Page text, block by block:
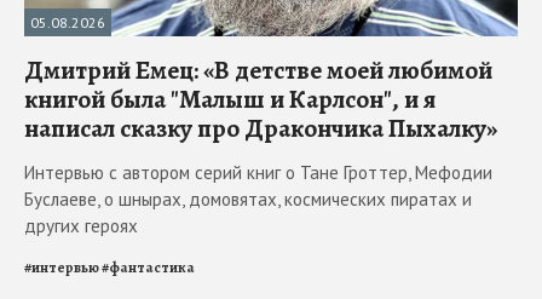
05.08.2026
Дмитрий Емец: «В детстве моей любимой
книгой была "Малыш и Карлсон", и я
написал сказку про Дракончика Пыхалку»
Интервью с автором серий книг о Тане Гроттер, Мефодии
Буслаеве, о шнырах, домовятах, космических пиратах и
других героях
#интервью#фантастика